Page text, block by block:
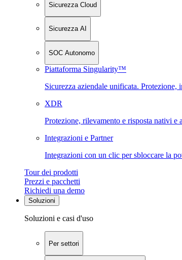
Sicurezza Cloud
Sicurezza AI
SOC Autonomo
Piattaforma Singularity™
Sicurezza aziendale unificata. Protezione,
XDR
Protezione, rilevamento e risposta nativi e
Integrazioni e Partner
Integrazioni con un clic per sbloccare la
Tour dei prodotti
Prezzi e pacchetti
Richiedi una demo
Soluzioni
Soluzioni e casi d'uso
Per settori